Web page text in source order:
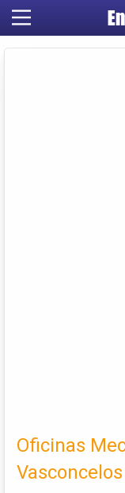
Oficinas
Vasconcelos